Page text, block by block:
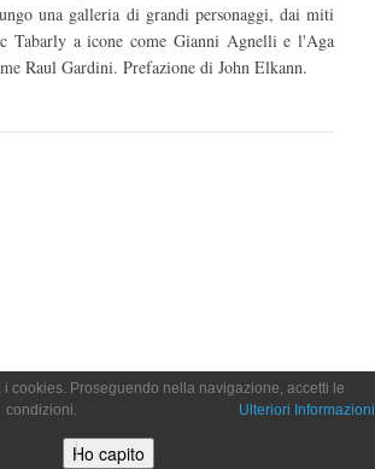
una galleria di grandi personaggi, dai miti
Tabarly a icone come Gianni Agnelli e l'Aga
Raul Gardini. Prefazione di John Elkann.
i cookies. Proseguendo nella navigazione, accetti le
condizioni.
Ulteriori Informazioni
Ho capito